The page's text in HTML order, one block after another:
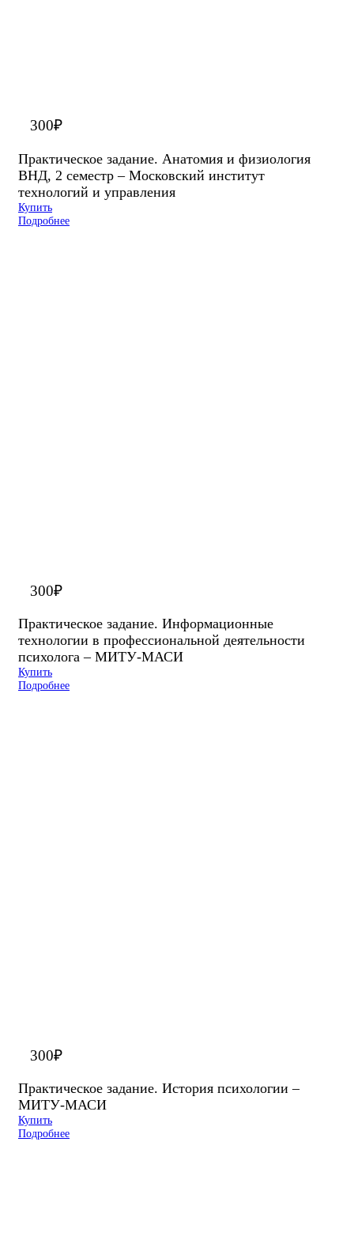
300₽
Практическое задание. Анатомия и физиология
ВНД, 2 семестр – Московский институт
технологий и управления
Купить
Подробнее
300₽
Практическое задание. Информационные
технологии в профессиональной деятельности
психолога – МИТУ-МАСИ
Купить
Подробнее
300₽
Практическое задание. История психологии –
МИТУ-МАСИ
Купить
Подробнее